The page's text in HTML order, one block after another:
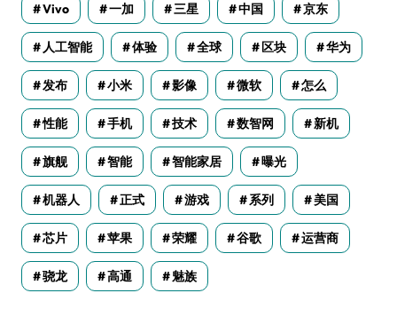
Vivo 一加 三星 中国 京东
人工智能 体验 全球 区块 华为
发布 小米 影像 微软 怎么
性能 手机 技术 数智网 新机
旗舰 智能 智能家居 曝光
机器人 正式 游戏 系列 美国
芯片 苹果 荣耀 谷歌 运营商
骁龙 高通 魅族